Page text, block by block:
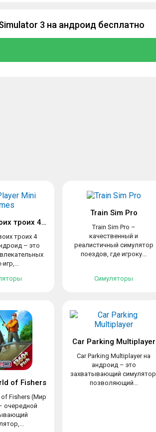
3 на андроид бесплатно
Игры на двоих троих 4 игрока
троих 4
– это
Train Sim Pro
Train Sim Pro –
качественный и
реалистичный симулятор
поездов, где игроку...
Симуляторы
of Fishers
Fishers (Мир
очередной
Car Parking Multiplayer
Car Parking Multiplayer на
андроид – это
захватывающий симулятор,
позволяющий...